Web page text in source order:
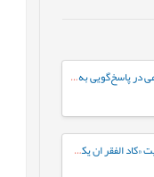
چالش‌ها و مزایای استفاده از هوش مصنوعی در پاسخ‌گویی به سؤالات قرآنی و حدیثی
بررسی رابطه فقر و بی‌دینی بر اساس روایت «کاد الفقر ان ‌یکون کفرا»